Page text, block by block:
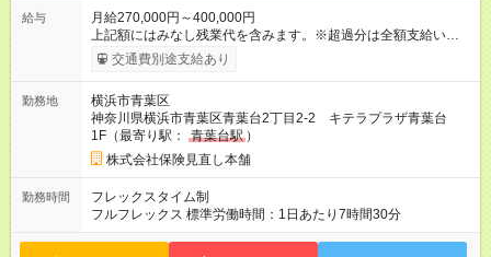
給与
月給270,000円～400,000円
上記額にはみなし残業代を含みます。※超過分は全額支給いたし
ます。 みなし残業代 55,000円 以上／月 みなし残業時間 30時間
／月 ※試用期間は3ヶ月で、条件に変更はありません。 上記額に
超過分は全額支給します 【試用期間】試用期間あり 試用期間の
長さ：3ヶ月 雇用形態、給与は本採用時と同じです。
交通費別途支給あり
勤務地
横浜市青葉区
神奈川県横浜市青葉区青葉台2丁目2-2 キテラプラザ青葉台
1F（最寄り駅：
青葉台駅 ）
株式会社保険見直し本舗
勤務時間
フレックスタイム制
フルフレックス 標準労働時間：1日あたり7時間30分